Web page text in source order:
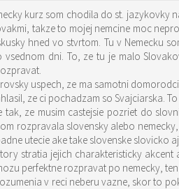
kurz som chodila do st.
takze to mojej nemcine moc
hned vo stvrtom. Tu v Nemecku
dni. To, ze tu je malo
uspech, ze ma samotni
ze ci pochadzam so Svajciarska.
ze musim castejsie pozriet do
rozpravala slovensky alebo
utecie ake take slovenske
stratia jejich charakteristicky
perfektne rozpravat po nemecky,
v reci neberu vazne, skor to